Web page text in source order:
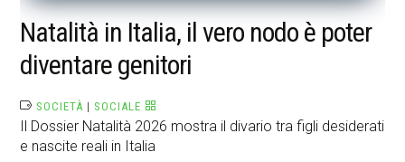
Natalità in Italia, il vero nodo è poter
diventare genitori
SOCIETÀ | SOCIALE
Il Dossier Natalità 2026 mostra il divario tra figli desiderati
e nascite reali in Italia